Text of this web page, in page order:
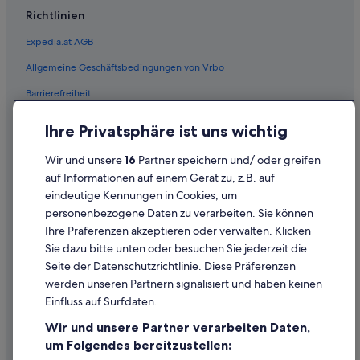
Pensionen in Mehrnbach
Hotels nahe Messe Ried
Neuhofen im Innkreis Hotels
Lodges in Neuhofen im Innkreis
Private Ferienhäuser in Neuhofen im Innkreis
Motels in Pattigham
Ferienwohnungen in Peterskirchen
Pramet Hotels
Ferienwohnungen in Ried im Innkreis
B&B in Ried im Innkreis
Cottages in Ried im Innkreis
Hotels mit Casino in Ried im Innkreis
Richtlinien
Expedia.at AGB
Allgemeine Geschäftsbedingungen von Vrbo
Barrierefreiheit
Rechtliche Hinweise/Kontakt
Inhaltsrichtlinien und Melden von Inhalten
Hilfe
Hilfe
Rückerstattungsprozess und Zeitrahmen
Ihre Privatsphäre ist uns wichtig
Wir und unsere16 Partner speichern und/ oder greifen
auf Informationen auf einem Gerät zu, z.B. auf
eindeutige Kennungen in Cookies, um
personenbezogene Daten zu verarbeiten. Sie können
Ihre Präferenzen akzeptieren oder verwalten. Klicken
Sie dazu bitte unten oder besuchen Sie jederzeit die
Seite der Datenschutzrichtlinie. Diese Präferenzen
werden unseren Partnern signalisiert und haben keinen
Einfluss auf Surfdaten.
Wir und unsere Partner verarbeiten Daten,
um Folgendes bereitzustellen: